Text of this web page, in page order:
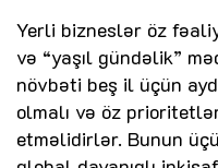
Yerli bizneslər öz
və “yaşıl gündəlik”
növbəti beş il üçün
olmalı və öz
etməlidirlər. Bunun